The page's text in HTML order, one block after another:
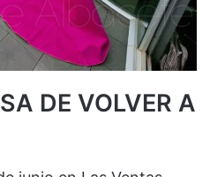
DE VOLVER A